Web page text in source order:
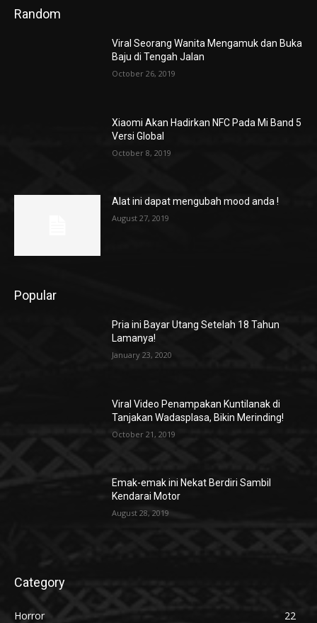
Random
Viral Seorang Wanita Mengamuk dan Buka
Baju di Tengah Jalan
October 26, 2019
Xiaomi Akan Hadirkan NFC Pada Mi Band 5
Versi Global
October 8, 2019
Alat ini dapat mengubah mood anda !
August 27, 2019
Popular
Pria ini Bayar Utang Setelah 18 Tahun
Lamanya!
January 23, 2020
Viral Video Penampakan Kuntilanak di
Tanjakan Wadasplasa, Bikin Merinding!
October 21, 2019
Emak-emak ini Nekat Berdiri Sambil
Kendarai Motor
August 28, 2019
Category
Horror
22